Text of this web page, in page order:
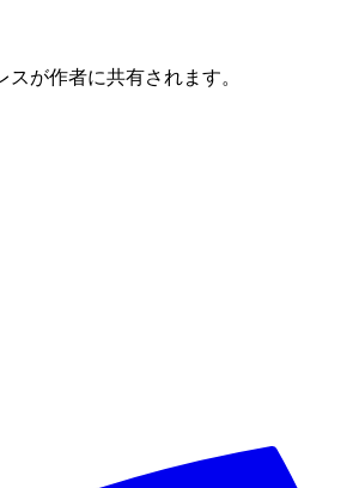
が作者に共有されます。